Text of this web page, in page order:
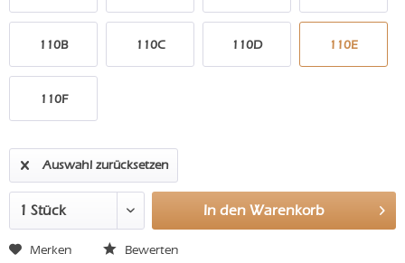
110B 110C 110D 110E
110F
Auswahl zurücksetzen
In den Warenkorb
Merken Bewerten